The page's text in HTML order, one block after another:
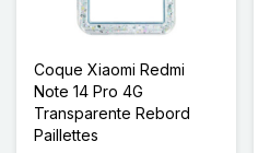
Coque Xiaomi Redmi
Note 14 Pro 4G
Transparente Rebord
Paillettes